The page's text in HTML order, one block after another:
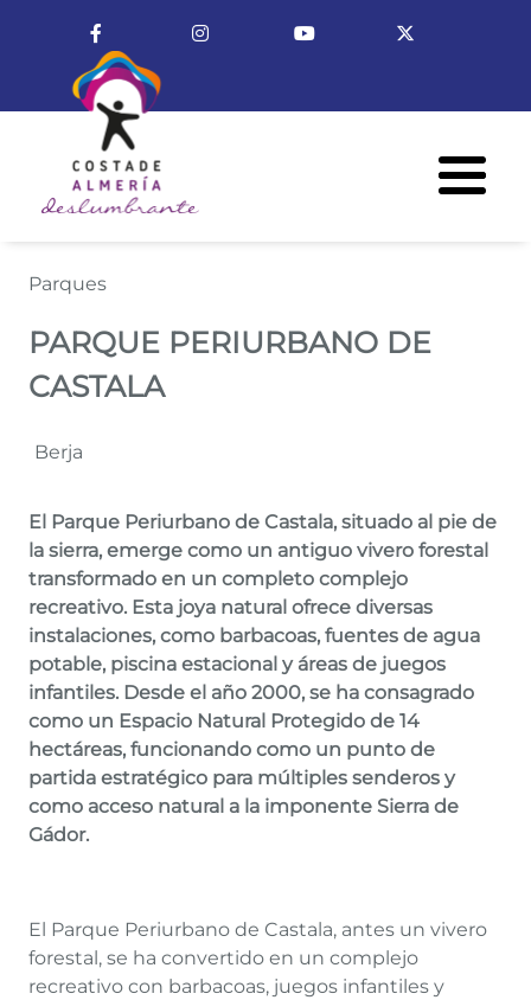
Enlace a FacebookEnlace a InstagramEnlace a Youtube
Parques
PARQUE PERIURBANO DE
CASTALA
Berja
El Parque Periurbano de Castala, situado al pie de
la sierra, emerge como un antiguo vivero forestal
transformado en un completo complejo
recreativo. Esta joya natural ofrece diversas
instalaciones, como barbacoas, fuentes de agua
potable, piscina estacional y áreas de juegos
infantiles. Desde el año 2000, se ha consagrado
como un Espacio Natural Protegido de 14
hectáreas, funcionando como un punto de
partida estratégico para múltiples senderos y
como acceso natural a la imponente Sierra de
Gádor.
El Parque Periurbano de Castala, antes un vivero
forestal, se ha convertido en un complejo
recreativo con barbacoas, juegos infantiles y